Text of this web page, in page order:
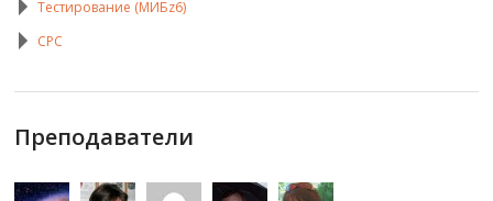
Тестирование (МИБz6)
СРС
Преподаватели